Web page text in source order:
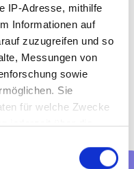
IP-Adresse, mithilfe
Informationen auf
zuzugreifen und so
Messungen von
sowie
Sie
für welche Zwecke
jederzeit über die
klassisch auf dem
versenden. Viele
mögen mutige
Homepage die